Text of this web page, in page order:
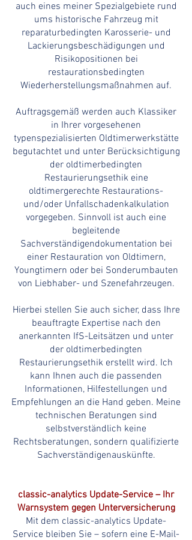
auch eines meiner Spezialgebiete rund
ums historische Fahrzeug mit
reparaturbedingten Karosserie- und
Lackierungsbeschädigungen und
Risikopositionen bei
restaurationsbedingten
Wiederherstellungsmaßnahmen auf.
Auftragsgemäß werden auch Klassiker
in Ihrer vorgesehenen
typenspezialisierten Oldtimerwerkstätte
begutachtet und unter Berücksichtigung
der oldtimerbedingten
Restaurierungsethik eine
oldtimergerechte Restaurations-
und/oder Unfallschadenkalkulation
vorgegeben. Sinnvoll ist auch eine
begleitende
Sachverständigendokumentation bei
einer Restauration von Oldtimern,
Youngtimern oder bei Sonderumbauten
von Liebhaber- und Szenefahrzeugen.
Hierbei stellen Sie auch sicher, dass Ihre
beauftragte Expertise nach den
anerkannten IfS-Leitsätzen und unter
der oldtimerbedingten
Restaurierungsethik erstellt wird. Ich
kann Ihnen auch die passenden
Informationen, Hilfestellungen und
Empfehlungen an die Hand geben. Meine
technischen Beratungen sind
selbstverständlich keine
Rechtsberatungen, sondern qualifizierte
Sachverständigenauskünfte.
classic-analytics Update-Service – Ihr
Warnsystem gegen Unterversicherung
Mit dem classic-analytics Update-
Service bleiben Sie – sofern eine E-Mail-